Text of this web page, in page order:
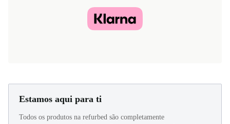
Estamos aqui para ti
Todos os produtos na refurbed são completamente